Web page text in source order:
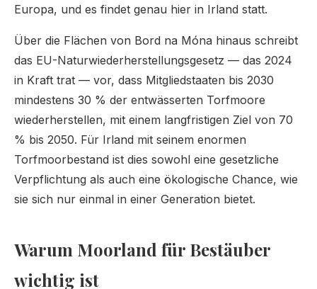
Europa, und es findet genau hier in Irland statt.
Über die Flächen von Bord na Móna hinaus schreibt
das EU-Naturwiederherstellungsgesetz — das 2024
in Kraft trat — vor, dass Mitgliedstaaten bis 2030
mindestens 30 % der entwässerten Torfmoore
wiederherstellen, mit einem langfristigen Ziel von 70
% bis 2050. Für Irland mit seinem enormen
Torfmoorbestand ist dies sowohl eine gesetzliche
Verpflichtung als auch eine ökologische Chance, wie
sie sich nur einmal in einer Generation bietet.
Warum Moorland für Bestäuber
wichtig ist